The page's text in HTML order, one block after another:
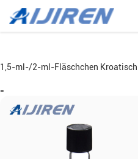
1,5-ml-/2-ml-Fläschchen Kroatisch
=